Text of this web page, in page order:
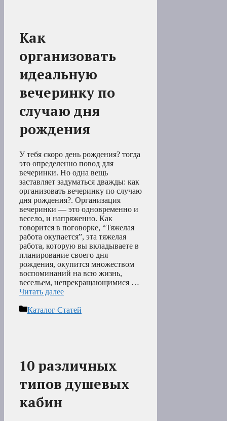
Как
организовать
идеальную
вечеринку по
случаю дня
рождения
У тебя скоро день рождения? тогда
это определенно повод для
вечеринки. Но одна вещь
заставляет задуматься дважды: как
организовать вечеринку по случаю
дня рождения?. Организация
вечеринки — это одновременно и
весело, и напряженно. Как
говорится в поговорке, “Тяжелая
работа окупается”, эта тяжелая
работа, которую вы вкладываете в
планирование своего дня
рождения, окупится множеством
воспоминаний на всю жизнь,
весельем, непрекращающимися …
Читать далее
Рубрики
Каталог Статей
10 различных
типов душевых
кабин